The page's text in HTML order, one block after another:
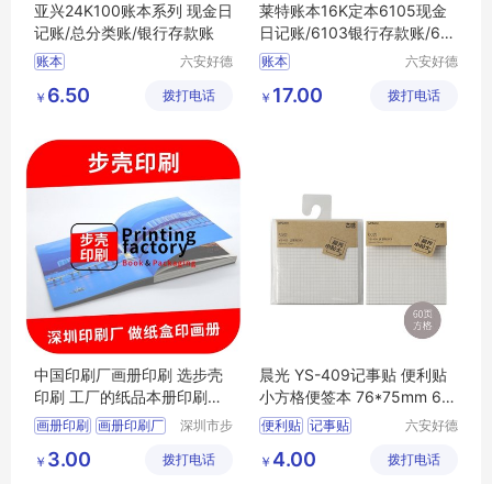
亚兴24K100账本系列 现金日
记账/总分类账/银行存款账
账本
六安好德
公司
￥ 6.50 拨打电话
莱特账本16K定本6105现金
日记账/6103银行存款账/610
1总分类账
账本
六安好德
公司
￥ 17.00 拨打电话
中国印刷厂画册印刷 选步壳
印刷 工厂的纸品本册印刷公
司
画册印刷 画册印刷厂
纸品本册印刷公司
深圳市步
限公司
￥ 3.00 拨打电话
晨光 YS-409记事贴 便利贴
小方格便签本 76*75mm 60
页/本
便利贴 记事贴
六安好德
公司
￥ 4.00 拨打电话